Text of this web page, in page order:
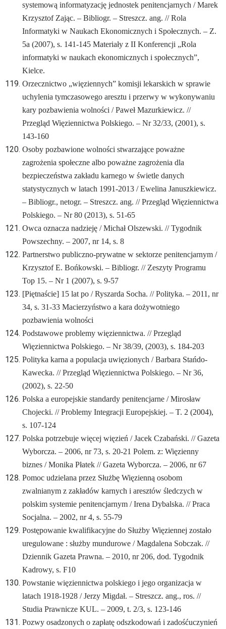
systemową informatyzację jednostek penitencjarnych / Marek
Krzysztof Zając. – Bibliogr. – Streszcz. ang. // Rola
Informatyki w Naukach Ekonomicznych i Społecznych. – Z.
5a (2007), s. 141-145 Materiały z II Konferencji „Rola
informatyki w naukach ekonomicznych i społecznych”,
Kielce.
Orzecznictwo „więziennych” komisji lekarskich w sprawie
uchylenia tymczasowego aresztu i przerwy w wykonywaniu
kary pozbawienia wolności / Paweł Mazurkiewicz. //
Przegląd Więziennictwa Polskiego. – Nr 32/33, (2001), s.
143-160
Osoby pozbawione wolności stwarzające poważne
zagrożenia społeczne albo poważne zagrożenia dla
bezpieczeństwa zakładu karnego w świetle danych
statystycznych w latach 1991-2013 / Ewelina Januszkiewicz.
– Bibliogr., netogr. – Streszcz. ang. // Przegląd Więziennictwa
Polskiego. – Nr 80 (2013), s. 51-65
Owca oznacza nadzieję / Michał Olszewski. // Tygodnik
Powszechny. – 2007, nr 14, s. 8
Partnerstwo publiczno-prywatne w sektorze penitencjarnym /
Krzysztof E. Bońkowski. – Bibliogr. // Zeszyty Programu
Top 15. – Nr 1 (2007), s. 9-57
[Piętnaście] 15 lat po / Ryszarda Socha. // Polityka. – 2011, nr
34, s. 31-33 Macierzyństwo a kara dożywotniego
pozbawienia wolności
Podstawowe problemy więziennictwa. // Przegląd
Więziennictwa Polskiego. – Nr 38/39, (2003), s. 184-203
Polityka karna a populacja uwięzionych / Barbara Stańdo-
Kawecka. // Przegląd Więziennictwa Polskiego. – Nr 36,
(2002), s. 22-50
Polska a europejskie standardy penitencjarne / Mirosław
Chojecki. // Problemy Integracji Europejskiej. – T. 2 (2004),
s. 107-124
Polska potrzebuje więcej więzień / Jacek Czabański. // Gazeta
Wyborcza. – 2006, nr 73, s. 20-21 Polem. z: Więzienny
biznes / Monika Płatek // Gazeta Wyborcza. – 2006, nr 67
Pomoc udzielana przez Służbę Więzienną osobom
zwalnianym z zakładów karnych i aresztów śledczych w
polskim systemie penitencjarnym / Irena Dybalska. // Praca
Socjalna. – 2002, nr 4, s. 55-79
Postępowanie kwalifikacyjne do Służby Więziennej zostało
uregulowane : służby mundurowe / Magdalena Sobczak. //
Dziennik Gazeta Prawna. – 2010, nr 206, dod. Tygodnik
Kadrowy, s. F10
Powstanie więziennictwa polskiego i jego organizacja w
latach 1918-1928 / Jerzy Migdał. – Streszcz. ang., ros. //
Studia Prawnicze KUL. – 2009, t. 2/3, s. 123-146
Pozwy osadzonych o zapłatę odszkodowań i zadośćuczynień